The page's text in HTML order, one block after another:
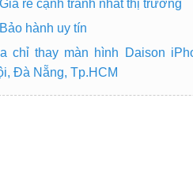
Giá rẻ cạnh tranh nhất thị trường
Bảo hành uy tín
chỉ thay màn hình Daison
Đà Nẵng, Tp.HCM